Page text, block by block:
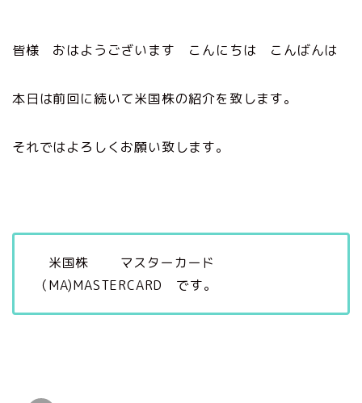
皆様 おはようございます こんにちは こんばんは
本日は前回に続いて米国株の紹介を致します。
それではよろしくお願い致します。
米国株 マスターカード
（MA)MASTERCARD です。